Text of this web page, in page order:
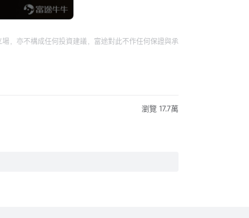
，亦不構成任何投資建議，富途對此不作任何保證與承
瀏覽 17.7萬